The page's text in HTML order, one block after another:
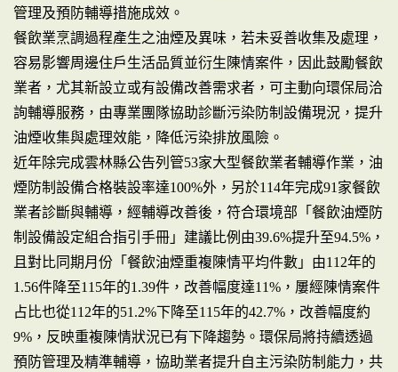
管理及預防輔導措施成效。
餐飲業烹調過程產生之油煙及異味，若未妥善收集及處理，
容易影響周邊住戶生活品質並衍生陳情案件，因此鼓勵餐飲
業者，尤其新設立或有設備改善需求者，可主動向環保局洽
詢輔導服務，由專業團隊協助診斷污染防制設備現況，提升
油煙收集與處理效能，降低污染排放風險。
近年除完成雲林縣公告列管53家大型餐飲業者輔導作業，油
煙防制設備合格裝設率達100%外，另於114年完成91家餐飲
業者診斷與輔導，經輔導改善後，符合環境部「餐飲油煙防
制設備設定組合指引手冊」建議比例由39.6%提升至94.5%，
且對比同期月份「餐飲油煙重複陳情平均件數」由112年的
1.56件降至115年的1.39件，改善幅度達11%，屢經陳情案件
占比也從112年的51.2%下降至115年的42.7%，改善幅度約
9%，反映重複陳情狀況已有下降趨勢。環保局將持續透過
預防管理及精準輔導，協助業者提升自主污染防制能力，共